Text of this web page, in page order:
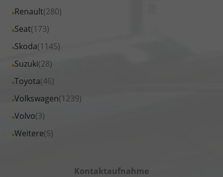
anzeigen
Opel
anzeigen
Fahrzeuge
Peugeot
anzeigen
Renault(280)
Alle
Fahrzeuge
Renault
anzeigen
Seat(173)
Alle
Fahrzeuge
Seat
anzeigen
Skoda(1145)
Alle
Fahrzeuge
Skoda
anzeigen
Suzuki(28)
Alle
Fahrzeuge
Suzuki
anzeigen
Toyota(46)
Alle
Fahrzeuge
Toyota
anzeigen
Volkswagen(1239)
Alle
Fahrzeuge
Volkswagen
Volvo(3)
Alle
Fahrzeuge
Weitere(5)
Alle
Kontaktaufnahme